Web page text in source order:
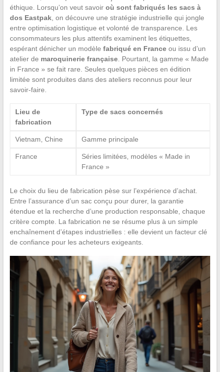
éthique. Lorsqu’on veut savoir où sont fabriqués les sacs à
dos Eastpak, on découvre une stratégie industrielle qui jongle
entre optimisation logistique et volonté de transparence. Les
consommateurs les plus attentifs examinent les étiquettes,
espérant dénicher un modèle fabriqué en Franceou issu d’un
atelier de maroquinerie française. Pourtant, la gamme « Made
in France » se fait rare. Seules quelques pièces en édition
limitée sont produites dans des ateliers reconnus pour leur
savoir-faire.
Lieu de
fabrication
Type de sacs concernés
Vietnam, Chine Gamme principale
France
Séries limitées, modèles « Made in
France »
Le choix du lieu de fabrication pèse sur l’expérience d’achat.
Entre l’assurance d’un sac conçu pour durer, la garantie
étendue et la recherche d’une production responsable, chaque
critère compte. La fabrication ne se résume plus à un simple
enchaînement d’étapes industrielles : elle devient un facteur clé
de confiance pour les acheteurs exigeants.